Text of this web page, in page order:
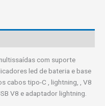
com suporte
led de bateria e base
cabos tipo-C , lightning, , V8
V8 e adaptador lightning.